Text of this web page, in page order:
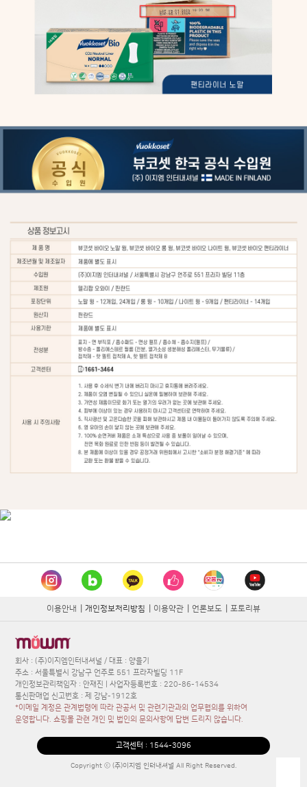
이용안내 개인정보처리방침 이용약관 언론보도 포토리뷰
회사 : (주)이지엠인터내셔널 / 대표 : 양을기
주소 : 서울특별시 강남구 언주로 551 프라자빌딩 11F
개인정보관리책임자 : 안재진 | 사업자등록번호 : 220-86-14534
통신판매업 신고번호 : 제 강남-1912호
*이메일 계정은 관계법령에 따라 관공서 및 관련기관과의 업무협의를 위하여
운영합니다. 쇼핑몰 관련 개인 및 법인의 문의사항에 답변 드리지 않습니다.
고객센터 : 1544-3096
Copyright ⓒ (주)이지엠 인터내셔널 All Right Reserved.